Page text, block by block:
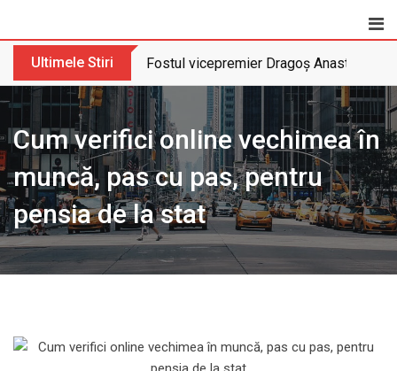
Ultimele Stiri Fostul vicepremier Dragoș Anastasiu
Cum verifici online vechimea în
muncă, pas cu pas, pentru
pensia de la stat